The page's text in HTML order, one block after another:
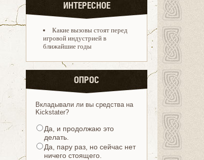
ИНТЕРЕСНОЕ
Какие вызовы стоят перед
игровой индустрией в
ближайшие годы
ОПРОС
Вкладывали ли вы средства на
Kickstater?
Да, и продолжаю это
делать.
Да, пару раз, но сейчас нет
ничего стоящего.